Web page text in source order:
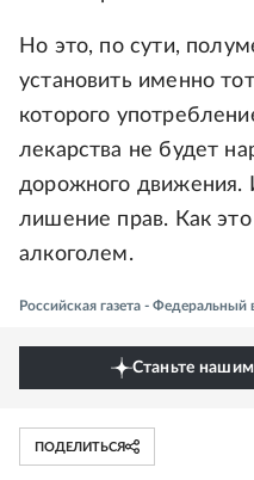
Но это, по сути,
установить именно
которого
лекарства не будет
дорожного движения.
лишение прав. Как
алкоголем.
Российская газета -
Станьте
ПОДЕЛИТЬСЯ